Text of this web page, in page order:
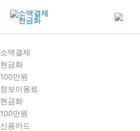
건
너
뛰
기
소액결제
현금화
100만원
정보이용료
현금화
100만원
신용카드